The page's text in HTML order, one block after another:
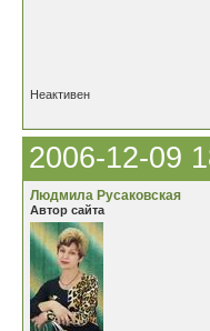
Неактивен
2006-12-09
Людмила Русаковская
Автор сайта